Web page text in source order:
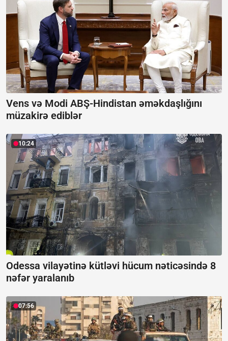
Vens və Modi ABŞ-Hindistan əməkdaşlığını
müzakirə ediblər
10:24
Odessa vilayətinə kütləvi hücum nəticəsində 8
nəfər yaralanıb
07:56